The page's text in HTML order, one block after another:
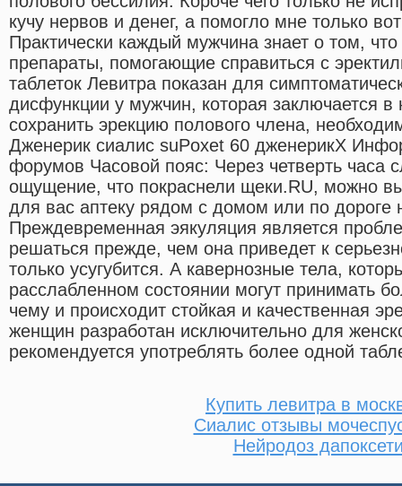
кучу нервов и денег, а помогло мне только
Практически каждый мужчина знает о том,
препараты, помогающие справиться с
таблеток Левитра показан для
дисфункции у мужчин, которая заключается в
сохранить эрекцию полового члена,
Дженерик сиалис suPoxet 60 дженерикX
форумов Часовой пояс: Через четверть часа
ощущение, что покраснели щеки.RU, можно
для вас аптеку рядом с домом или по дороге
Преждевременная эякуляция является
решаться прежде, чем она приведет к
только усугубится. А кавернозные тела,
расслабленном состоянии могут принимать
чему и происходит стойкая и качественная
женщин разработан исключительно для
рекомендуется употреблять более одной
Купить левитра в
Сиалис отзывы
Нейродоз